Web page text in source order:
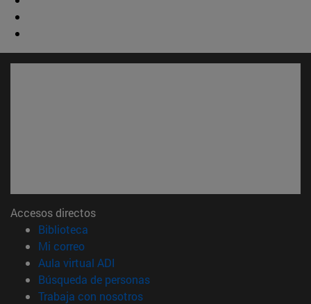
Accesos directos
Biblioteca
Mi correo(abre en nueva ventana)
Aula virtual ADI
Búsqueda de personas(abre en nueva ventana)
Trabaja con nosotros(abre en nueva ventana)